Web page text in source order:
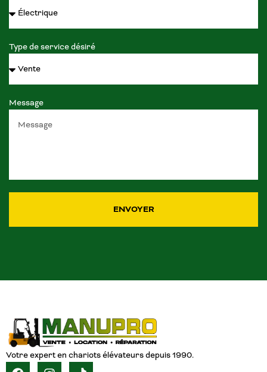
Type de service désiré
Message
ENVOYER
Votre expert en chariots élévateurs depuis 1990.